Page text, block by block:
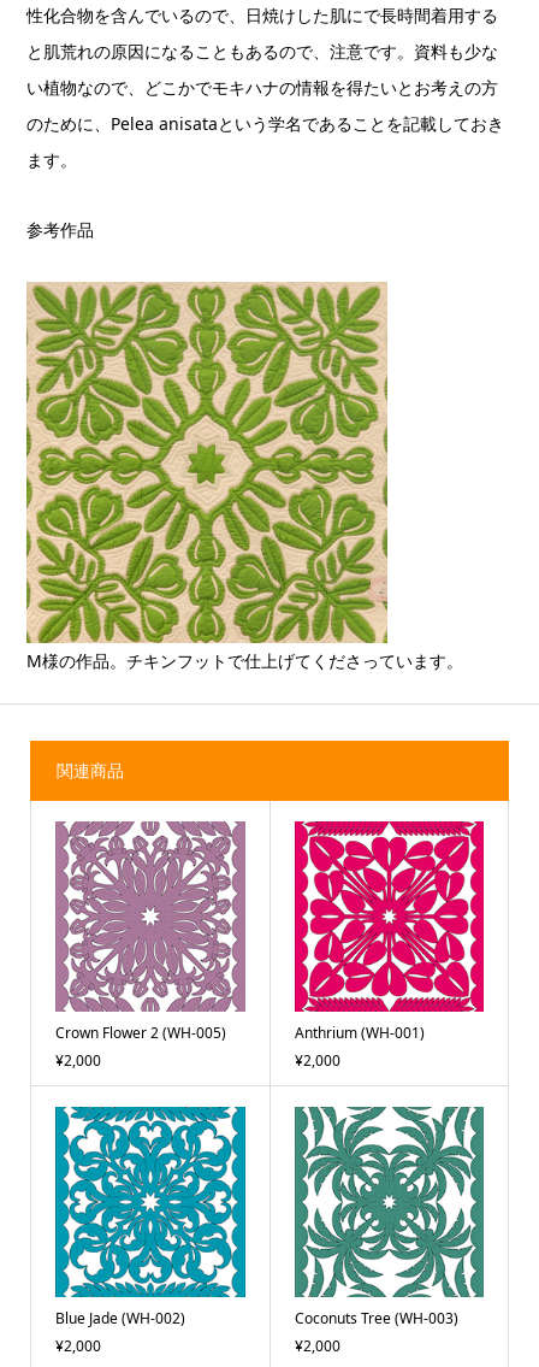
性化合物を含んでいるので、日焼けした肌にで長時間着用する
と肌荒れの原因になることもあるので、注意です。資料も少な
い植物なので、どこかでモキハナの情報を得たいとお考えの方
のために、Pelea anisataという学名であることを記載しておき
ます。
参考作品
M様の作品。チキンフットで仕上げてくださっています。
関連商品
Crown Flower 2 (WH-005)
¥2,000
Anthrium (WH-001)
¥2,000
Blue Jade (WH-002)
¥2,000
Coconuts Tree (WH-003)
¥2,000